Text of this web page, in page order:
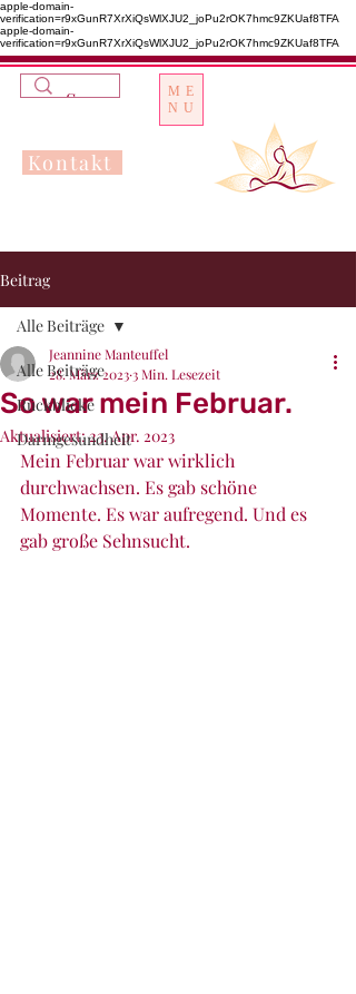
apple-domain-
verification=r9xGunR7XrXiQsWlXJU2_joPu2rOK7hmc9ZKUaf8TFA
apple-domain-
verification=r9xGunR7XrXiQsWlXJU2_joPu2rOK7hmc9ZKUaf8TFA
Kontakt
ME
NU
Beitrag
Alle Beiträge
Rückblicke
Darmgesundheit
Alle Beiträge
So war mein Februar.
Jeannine Manteuffel
28. März 20233 Min. Lesezeit
Aktualisiert:23. Apr. 2023
Mein Februar war wirklich
durchwachsen. Es gab schöne
Momente. Es war aufregend. Und es
gab große Sehnsucht.